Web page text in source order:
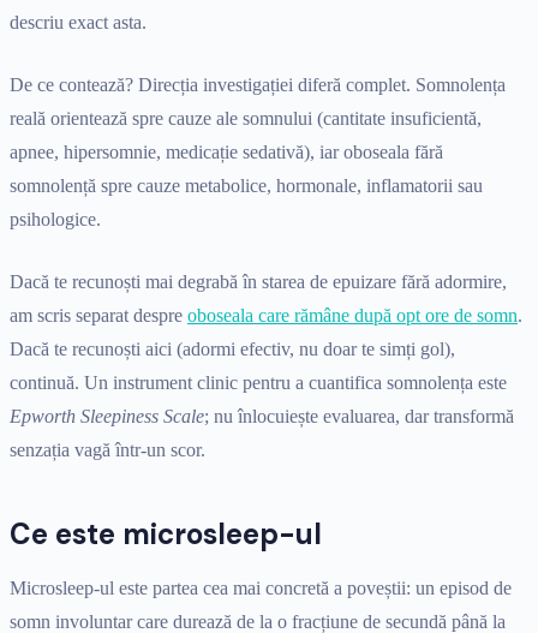
descriu exact asta.
De ce contează? Direcția investigației diferă complet. Somnolența
reală orientează spre cauze ale somnului (cantitate insuficientă,
apnee, hipersomnie, medicație sedativă), iar oboseala fără
somnolență spre cauze metabolice, hormonale, inflamatorii sau
psihologice.
Dacă te recunoști mai degrabă în starea de epuizare fără adormire,
am scris separat despre oboseala care rămâne după opt ore de somn.
Dacă te recunoști aici (adormi efectiv, nu doar te simți gol),
continuă. Un instrument clinic pentru a cuantifica somnolența este
Epworth Sleepiness Scale; nu înlocuiește evaluarea, dar transformă
senzația vagă într-un scor.
Ce este microsleep-ul
Microsleep-ul este partea cea mai concretă a poveștii: un episod de
somn involuntar care durează de la o fracțiune de secundă până la